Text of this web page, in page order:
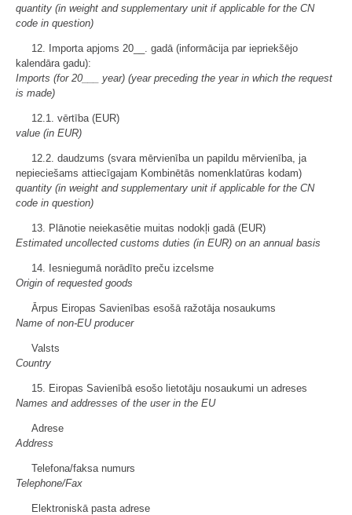
quantity (in weight and supplementary unit if applicable for the CN
code in question)
12. Importa apjoms 20__. gadā (informācija par iepriekšējo
kalendāra gadu):
Imports (for 20___ year) (year preceding the year in which the request
is made)
12.1. vērtība (EUR)
value (in EUR)
12.2. daudzums (svara mērvienība un papildu mērvienība, ja
nepieciešams attiecīgajam Kombinētās nomenklatūras kodam)
quantity (in weight and supplementary unit if applicable for the CN
code in question)
13. Plānotie neiekasētie muitas nodokļi gadā (EUR)
Estimated uncollected customs duties (in EUR) on an annual basis
14. Iesniegumā norādīto preču izcelsme
Origin of requested goods
Ārpus Eiropas Savienības esošā ražotāja nosaukums
Name of non-EU producer
Valsts
Country
15. Eiropas Savienībā esošo lietotāju nosaukumi un adreses
Names and addresses of the user in the EU
Adrese
Address
Telefona/faksa numurs
Telephone/Fax
Elektroniskā pasta adrese